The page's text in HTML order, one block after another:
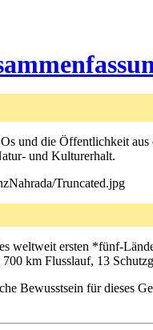
und die Öffentlichkeit aus
und Kulturerhalt.
Truncated.jpg
weltweit ersten *fünf-
km Flusslauf, 13
Bewusstsein für dieses